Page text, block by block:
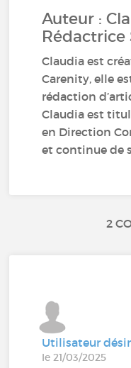
Auteur :
Rédactrice
Claudia est
Carenity, elle
rédaction
Claudia est
en Direction
et continue de
2
Utilisateur
le 21/03/2025